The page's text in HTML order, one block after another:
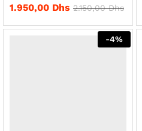
1.950,00 Dhs 2.150,00Dhs
-4%